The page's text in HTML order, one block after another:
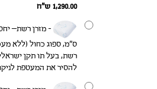
1,290.00 ש״ח
-
ס"מ, ספוג כחול (ללא
רשת, בעל תו תקן
להסיר את המעטפת